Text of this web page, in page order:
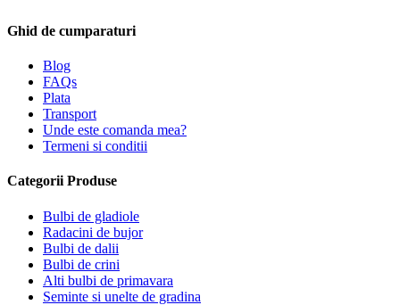
Ghid de cumparaturi
Blog
FAQs
Plata
Transport
Unde este comanda mea?
Termeni si conditii
Categorii Produse
Bulbi de gladiole
Radacini de bujor
Bulbi de dalii
Bulbi de crini
Alti bulbi de primavara
Seminte si unelte de gradina